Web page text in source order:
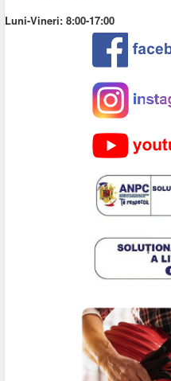
Luni-Vineri: 8:00-17:00